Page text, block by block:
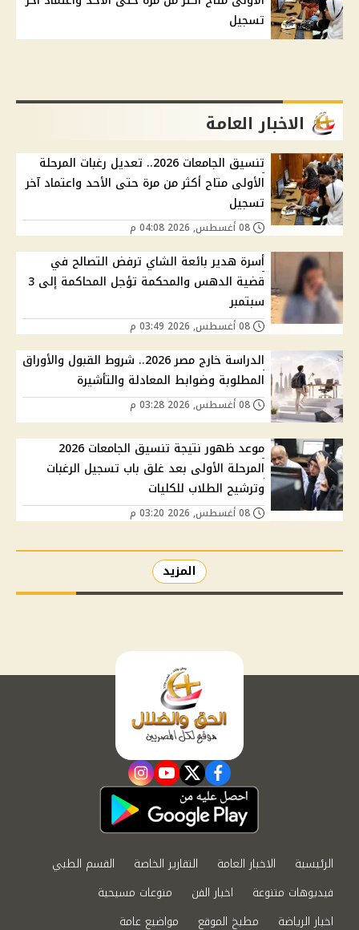
تسجيل
الاخبار العامة
تنسيق الجامعات 2026.. تعديل رغبات المرحلة
الأولى متاح أكثر من مرة حتى الأحد واعتماد آخر
تسجيل
أسرة هدير بائعة الشاي ترفض التصالح في
قضية الدهس والمحكمة تؤجل المحاكمة إلى 3
سبتمبر
الدراسة خارج مصر 2026.. شروط القبول والأوراق
المطلوبة وضوابط المعادلة والتأشيرة
موعد ظهور نتيجة تنسيق الجامعات 2026
المرحلة الأولى بعد غلق باب تسجيل الرغبات
وترشيح الطلاب للكليات
المزيد
facebook
twitter
youtube
instagram
الرئيسية الاخبار العامة التقارير الخاصة
القسم الطبي
فيديوهات متنوعة
اخبار الفن
منوعات مسيحية
اخبار الرياضة
مطبخ الموقع مواضيع عامة